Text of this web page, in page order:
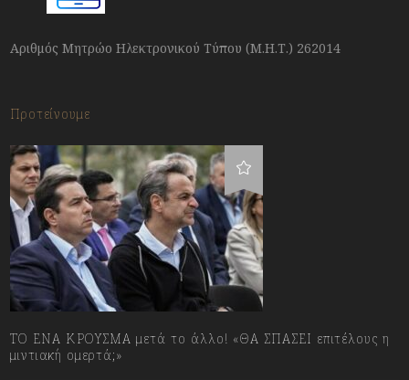
Αριθμός Μητρώο Ηλεκτρονικού Τύπου (Μ.Η.Τ.) 262014
Προτείνουμε
ΤΟ ΕΝΑ ΚΡΟΥΣΜΑ μετά το άλλο! «ΘΑ ΣΠΑΣΕΙ επιτέλους η
μιντιακή ομερτά;»